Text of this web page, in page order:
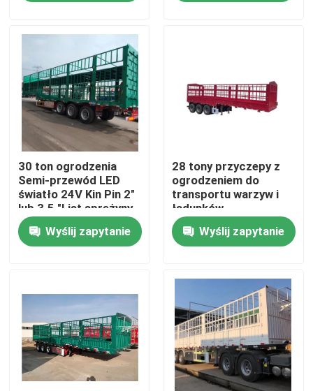
Filmy
O nas
Wycieczka po fabryce
Kontrola jakości
Skontaktuj się z nami
Poprosić o wycenę
Stosowane ciężarówki do zrzucania odpadów
Używane Wywrotki
30 ton ogrodzenia
Semi-przewód LED
światło 24V Kin Pin 2"
lub 3.5 "List sprężyny
90mm*13mm*10
warstwyWyślij zapytanie
28 tony przyczepy z
ogrodzeniem do
transportu warzyw i
ładunków
Wyślij zapytanie